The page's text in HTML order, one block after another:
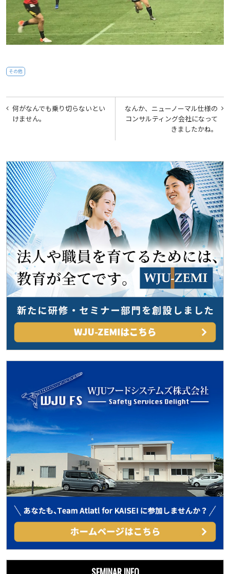
その他
投
稿
ゲ
ー
シ
ョ
ン
なんか、ニューノーマル仕様の
コンサルティング会社になって
きましたかね。
何がなんでも乗り切らないとい
けません。